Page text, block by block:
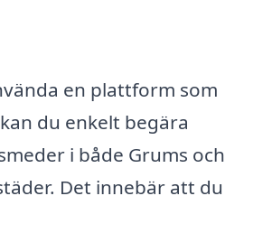
en plattform som
du enkelt begära
i både Grums och
Det innebär att du